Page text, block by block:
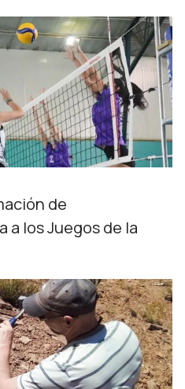
de
a los Juegos de la